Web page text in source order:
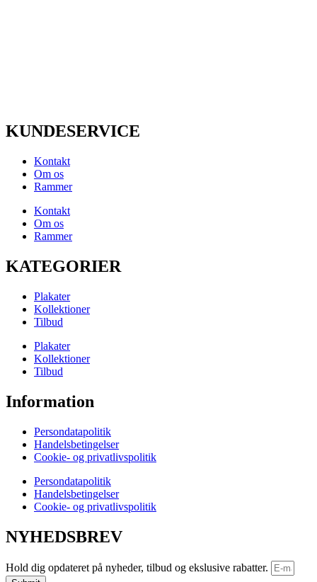
KUNDESERVICE
Kontakt
Om os
Rammer
Kontakt
Om os
Rammer
KATEGORIER
Plakater
Kollektioner
Tilbud
Plakater
Kollektioner
Tilbud
Information
Persondatapolitik
Handelsbetingelser
Cookie- og privatlivspolitik
Persondatapolitik
Handelsbetingelser
Cookie- og privatlivspolitik
NYHEDSBREV
Hold dig opdateret på nyheder, tilbud og ekslusive rabatter.